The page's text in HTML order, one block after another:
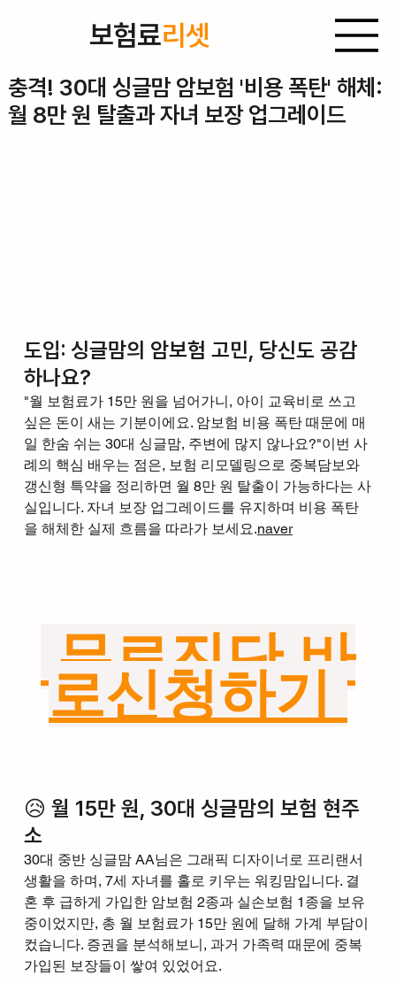
보험료리셋
충격! 30대 싱글맘 암보험 '비용 폭탄' 해체:
월 8만 원 탈출과 자녀 보장 업그레이드
도입: 싱글맘의 암보험 고민, 당신도 공감
하나요?
"월 보험료가 15만 원을 넘어가니, 아이 교육비로 쓰고
싶은 돈이 새는 기분이에요. 암보험 비용 폭탄 때문에 매
일 한숨 쉬는 30대 싱글맘, 주변에 많지 않나요?"이번 사
례의 핵심 배우는 점은, 보험 리모델링으로 중복담보와
갱신형 특약을 정리하면 월 8만 원 탈출이 가능하다는 사
실입니다. 자녀 보장 업그레이드를 유지하며 비용 폭탄
을 해체한 실제 흐름을 따라가 보세요.naver
무료진단 바
로신청하기
😥 월 15만 원, 30대 싱글맘의 보험 현주
소
30대 중반 싱글맘 AA님은 그래픽 디자이너로 프리랜서
생활을 하며, 7세 자녀를 홀로 키우는 워킹맘입니다. 결
혼 후 급하게 가입한 암보험 2종과 실손보험 1종을 보유
중이었지만, 총 월 보험료가 15만 원에 달해 가계 부담이
컸습니다. 증권을 분석해보니, 과거 가족력 때문에 중복
가입된 보장들이 쌓여 있었어요.